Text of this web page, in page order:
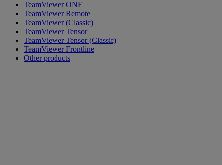
TeamViewer ONE
TeamViewer Remote
TeamViewer (Classic)
TeamViewer Tensor
TeamViewer Tensor (Classic)
TeamViewer Frontline
Other products